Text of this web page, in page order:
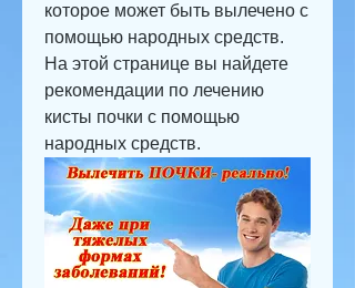
которое может быть вылечено с
помощью народных средств.
На этой странице вы найдете
рекомендации по лечению
кисты почки с помощью
народных средств.